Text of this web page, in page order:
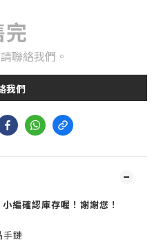
完
聯絡我們。
我們
小編確認庫存喔！謝謝您！
鏈